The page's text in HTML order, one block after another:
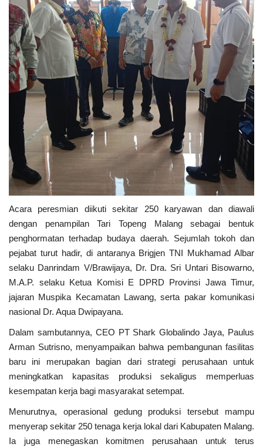
Acara peresmian diikuti sekitar 250 karyawan dan diawali
dengan penampilan Tari Topeng Malang sebagai bentuk
penghormatan terhadap budaya daerah. Sejumlah tokoh dan
pejabat turut hadir, di antaranya Brigjen TNI Mukhamad Albar
selaku Danrindam V/Brawijaya, Dr. Dra. Sri Untari Bisowarno,
M.A.P. selaku Ketua Komisi E DPRD Provinsi Jawa Timur,
jajaran Muspika Kecamatan Lawang, serta pakar komunikasi
nasional Dr. Aqua Dwipayana.
Dalam sambutannya, CEO PT Shark Globalindo Jaya, Paulus
Arman Sutrisno, menyampaikan bahwa pembangunan fasilitas
baru ini merupakan bagian dari strategi perusahaan untuk
meningkatkan kapasitas produksi sekaligus memperluas
kesempatan kerja bagi masyarakat setempat.
Menurutnya, operasional gedung produksi tersebut mampu
menyerap sekitar 250 tenaga kerja lokal dari Kabupaten Malang.
Ia juga menegaskan komitmen perusahaan untuk terus